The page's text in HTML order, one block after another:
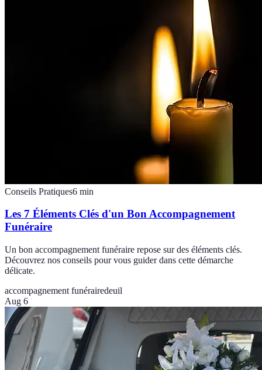
Conseils Pratiques6 min
Les 7 Éléments Clés d'un Bon Accompagnement
Funéraire
Un bon accompagnement funéraire repose sur des éléments clés.
Découvrez nos conseils pour vous guider dans cette démarche
délicate.
accompagnement funérairedeuil
Aug 6